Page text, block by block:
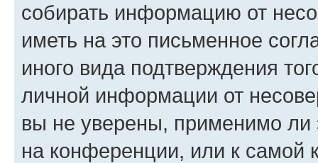
собирать информацию от
иметь на это письменное
иного вида подтверждения
личной информации от
вы не уверены, применимо ли
на конференции, или к самой